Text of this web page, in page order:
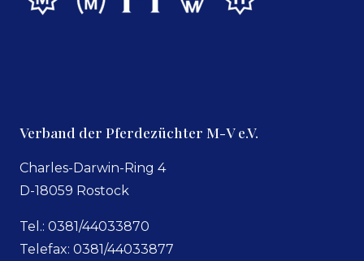
Verband der Pferdezüchter M-V e.V.
Charles-Darwin-Ring 4
D-18059 Rostock
Tel.: 0381/44033870
Telefax: 0381/44033877